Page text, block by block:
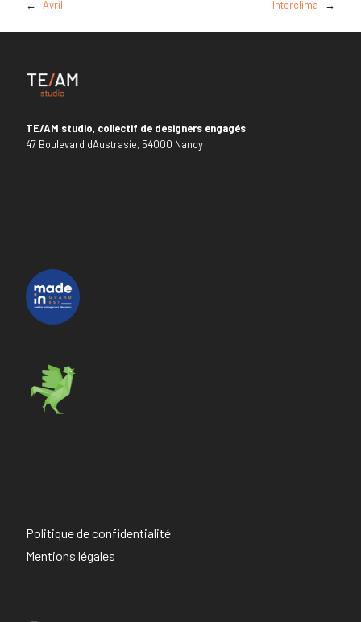
← Avril Interclima →
TE/AM studio, collectif de designers engagés
47 Boulevard d'Austrasie, 54000 Nancy
Politique de confidentialité
Mentions légales